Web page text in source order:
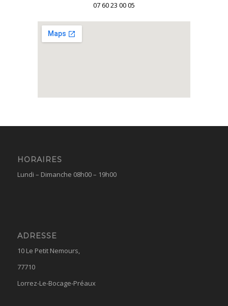
07 60 23 00 05
HORAIRES
Lundi – Dimanche 08h00 – 19h00
ADRESSE
10 Le Petit Nemours,
77710
Lorrez-Le-Bocage-Préaux